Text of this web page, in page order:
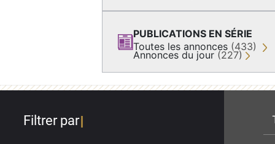
PUBLICATIONS EN SÉRIE
Toutes les annonces (433)
Annonces du jour (227)
Filtrer par